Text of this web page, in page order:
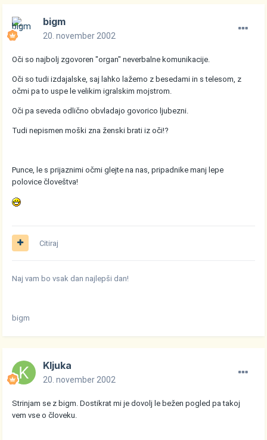
bigm
20. november 2002
Oči so najbolj zgovoren "organ" neverbalne komunikacije.
Oči so tudi izdajalske, saj lahko lažemo z besedami in s telesom, z
očmi pa to uspe le velikim igralskim mojstrom.
Oči pa seveda odlično obvladajo govorico ljubezni.
Tudi nepismen moški zna ženski brati iz oči!?
Punce, le s prijaznimi očmi glejte na nas, pripadnike manj lepe
polovice človeštva!
Citiraj
Naj vam bo vsak dan najlepši dan!
bigm
Kljuka
20. november 2002
Strinjam se z bigm. Dostikrat mi je dovolj le bežen pogled pa takoj
vem vse o človeku.